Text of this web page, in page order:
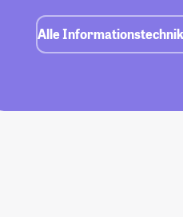
Alle